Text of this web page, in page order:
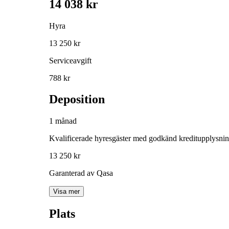
14 038 kr
Hyra
13 250 kr
Serviceavgift
788 kr
Deposition
1 månad
Kvalificerade hyresgäster med godkänd
13 250 kr
Garanterad av Qasa
Visa mer
Plats